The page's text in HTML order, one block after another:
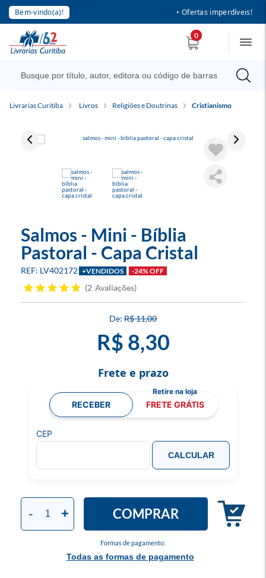
Bem-vindo(a)! • Ofertas imperdíveis!
0
Livrarias Curitiba Livros Religiões e Doutrinas Cristianismo
Salmos - Mini - Bíblia
Pastoral - Capa Cristal
LV402172 +VENDIDOS -24% OFF
2 Avaliações
R$ 11,00
R$ 8,30
Formas de pagamento:
Todas as formas de pagamento
- + COMPRAR
Frete e prazo
RECEBER FRETE GRÁTIS
CEP
CALCULAR